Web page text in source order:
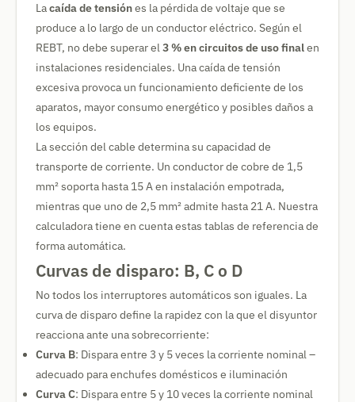
Lacaída de tensiónes la pérdida de voltaje que se
produce a lo largo de un conductor eléctrico. Según el
REBT, no debe superar el3 % en circuitos de uso finalen
instalaciones residenciales. Una caída de tensión
excesiva provoca un funcionamiento deficiente de los
aparatos, mayor consumo energético y posibles daños a
los equipos.
La sección del cable determina su capacidad de
transporte de corriente. Un conductor de cobre de 1,5
mm² soporta hasta 15 A en instalación empotrada,
mientras que uno de 2,5 mm² admite hasta 21 A. Nuestra
calculadora tiene en cuenta estas tablas de referencia de
forma automática.
Curvas de disparo: B, C o D
No todos los interruptores automáticos son iguales. La
curva de disparo define la rapidez con la que el disyuntor
reacciona ante una sobrecorriente:
Curva B: Dispara entre 3 y 5 veces la corriente nominal –
adecuado para enchufes domésticos e iluminación
Curva C: Dispara entre 5 y 10 veces la corriente nominal